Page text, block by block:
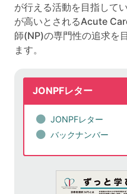
が行える活動を目指して
が高いとされるAcute
師(NP)の専門性の追求を
ます。
JONPFレター
JONPFレター
バックナンバー